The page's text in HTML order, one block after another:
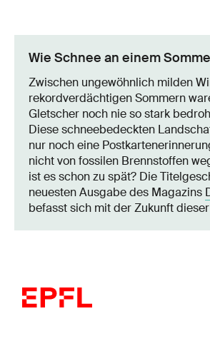
Wie Schnee an einem
Zwischen ungewöhnlich milden
rekordverdächtigen Sommern
Gletscher noch nie so stark
Diese schneebedeckten
nur noch eine
nicht von fossilen Brennstoffen
ist es schon zu spät? Die
neuesten Ausgabe des Magazins
befasst sich mit der Zukunft